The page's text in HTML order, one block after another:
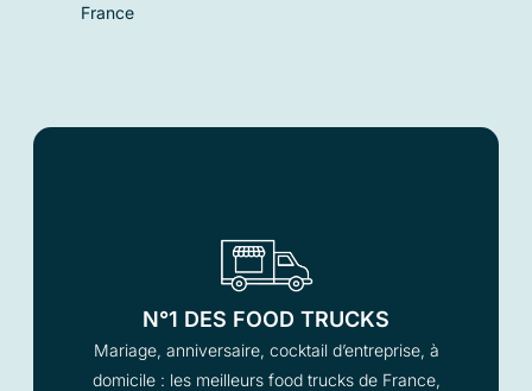
France
N°1 DES FOOD TRUCKS
Mariage, anniversaire, cocktail d’entreprise, à
domicile : les meilleurs food trucks de France,